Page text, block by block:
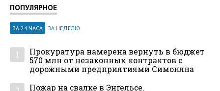
ПОПУЛЯРНОЕ
ЗА 24 ЧАСА ЗА НЕДЕЛЮ
1
Прокуратура намерена вернуть в бюджет
570 млн от незаконных контрактов с
дорожными предприятиями Симоняна
Пожар на свалке в Энгельсе.